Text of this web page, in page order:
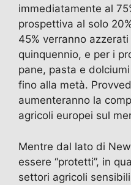
immediatamente al
prospettiva al solo
45% verranno azzerati
quinquennio, e per i
pane, pasta e
fino alla metà.
aumenteranno la
agricoli europei sul
Mentre dal lato di
essere “protetti”, in
settori agricoli